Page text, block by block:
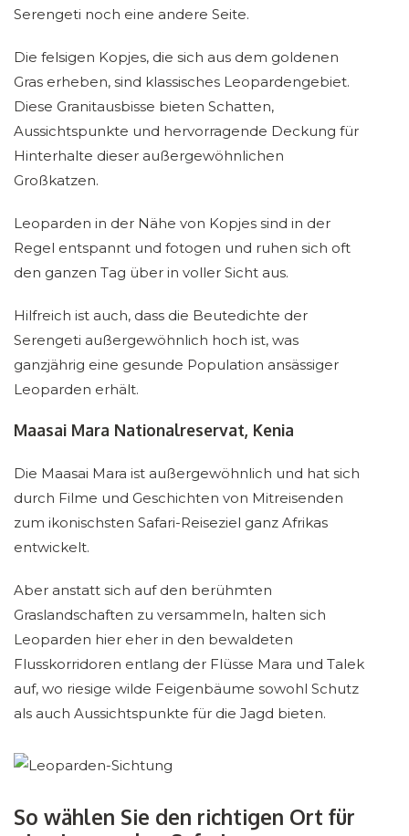
Serengeti noch eine andere Seite.
Die felsigen Kopjes, die sich aus dem goldenen
Gras erheben, sind klassisches Leopardengebiet.
Diese Granitausbisse bieten Schatten,
Aussichtspunkte und hervorragende Deckung für
Hinterhalte dieser außergewöhnlichen
Großkatzen.
Leoparden in der Nähe von Kopjes sind in der
Regel entspannt und fotogen und ruhen sich oft
den ganzen Tag über in voller Sicht aus.
Hilfreich ist auch, dass die Beutedichte der
Serengeti außergewöhnlich hoch ist, was
ganzjährig eine gesunde Population ansässiger
Leoparden erhält.
Maasai Mara Nationalreservat, Kenia
Die Maasai Mara ist außergewöhnlich und hat sich
durch Filme und Geschichten von Mitreisenden
zum ikonischsten Safari-Reiseziel ganz Afrikas
entwickelt.
Aber anstatt sich auf den berühmten
Graslandschaften zu versammeln, halten sich
Leoparden hier eher in den bewaldeten
Flusskorridoren entlang der Flüsse Mara und Talek
auf, wo riesige wilde Feigenbäume sowohl Schutz
als auch Aussichtspunkte für die Jagd bieten.
So wählen Sie den richtigen Ort für